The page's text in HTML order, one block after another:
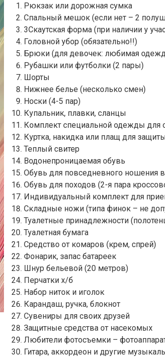
Рюкзак или дорожная сумка
Спальный мешок (если нет – 2
3Скаутская форма (при наличии у
Головной убор (обязательно!!)
Брюки (для девочек: любимая
Рубашки или футболки (2 пары)
Шорты
Нижнее белье (несколько смен)
Носки (4-5 пар)
Купальник, плавки, сланцы
Комплект специальной одежды для
Куртка, накидка или плащ для
Теплый свитер
Водонепроницаемая обувь
Обувь для повседневного ношения в
Обувь для походов (2-я пара
Индивидуальный комплект для
Складные ножи (типа финок – не
Туалетные принадлежности
Туалетная бумага
Средство от комаров (крем, спрей)
Фонарик, запас батареек
Шнур бельевой (20 метров)
Перчатки х/б
Набор ниток и иголок
Карандаш, ручка, блокнот
Сувениры для своих друзей
Защитные средства от насекомых
Любители фотосъемки –
Гитара, аккордеон и другие